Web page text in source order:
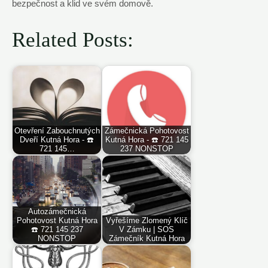
bezpečnost a klid ve svém domově.
Related Posts:
Otevření Zabouchnutých
Dveří Kutná Hora - ☎️
721 145…
Zámečnická Pohotovost
Kutná Hora - ☎️ 721 145
237 NONSTOP
Autozámečnická
Pohotovost Kutná Hora
☎️ 721 145 237
NONSTOP
Vyřešíme Zlomený Klíč
V Zámku | SOS
Zámečník Kutná Hora